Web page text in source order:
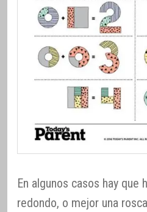
En algunos casos hay que
redondo, o mejor una